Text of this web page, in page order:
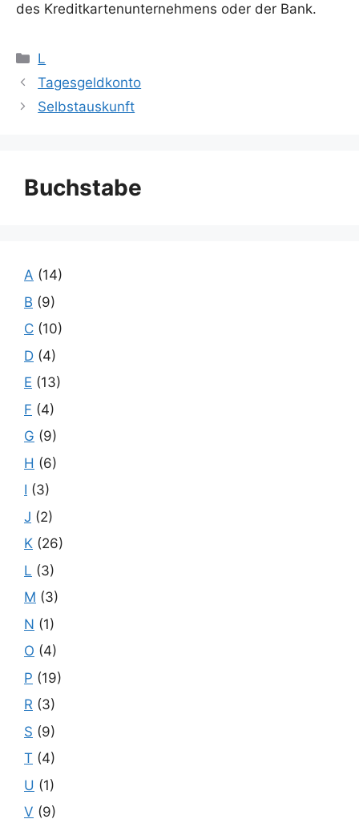
des Kreditkartenunternehmens oder der Bank.
Kategorien
L
Tagesgeldkonto
Selbstauskunft
Buchstabe
A (14)
B (9)
C (10)
D (4)
E (13)
F (4)
G (9)
H (6)
I (3)
J (2)
K (26)
L (3)
M (3)
N (1)
O (4)
P (19)
R (3)
S (9)
T (4)
U (1)
V (9)